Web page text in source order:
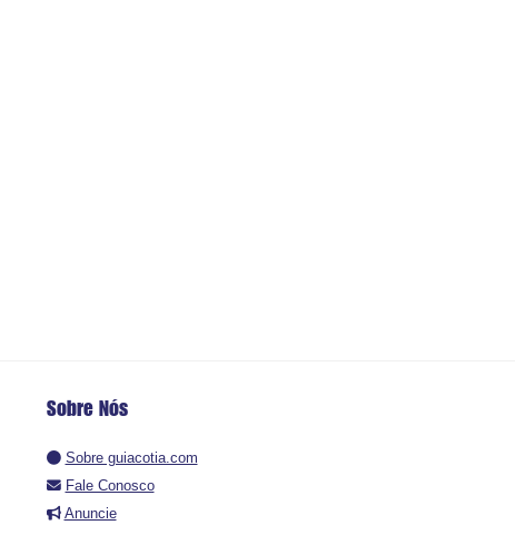
Sobre Nós
Sobre guiacotia.com
Fale Conosco
Anuncie